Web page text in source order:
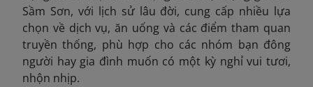
Sầm Sơn, với lịch sử lâu đời, cung cấp nhiều lựa
chọn về dịch vụ, ăn uống và các điểm tham quan
truyền thống, phù hợp cho các nhóm bạn đông
người hay gia đình muốn có một kỳ nghỉ vui tươi,
nhộn nhịp.